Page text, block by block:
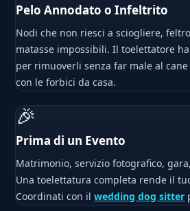
Pelo Annodato o Infeltrito
Nodi che non riesci a sciogliere,
matasse impossibili. Il toelettatore
per rimuoverli senza far male al
con le forbici da casa.
🎉
Prima di un Evento
Matrimonio, servizio fotografico,
Una toelettatura completa rende il
Coordinati con ilwedding dog sitter